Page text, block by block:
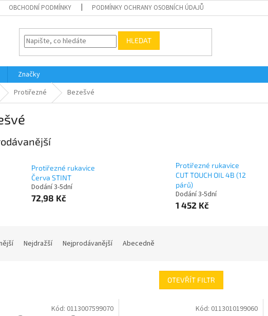
OBCHODNÍ PODMÍNKY PODMÍNKY OCHRANY OSOBNÍCH ÚDAJŮ
HLEDAT
Značky
Protiřezné Bezešvé
Protiřezné rukavice
Červa STINT
Dodání 3-5dní
72,98 Kč
Protiřezné rukavice
CUT TOUCH OIL 4B (12
párů)
Dodání 3-5dní
1 452 Kč
Nejdražší Nejprodávanější Abecedně
OTEVŘÍT FILTR
Kód: 0113007599070 Kód: 0113010199060